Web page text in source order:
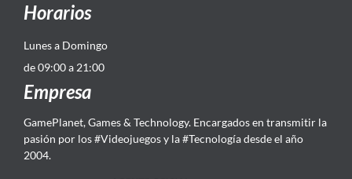
Horarios
Lunes a Domingo
de 09:00 a 21:00
Empresa
GamePlanet, Games & Technology. Encargados en transmitir la
pasión por los #Videojuegos y la #Tecnología desde el año
2004.